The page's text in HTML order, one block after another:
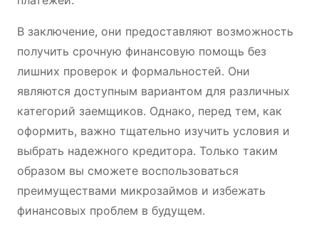
В заключение, они предоставляют возможность
получить срочную финансовую помощь без
лишних проверок и формальностей. Они
являются доступным вариантом для различных
категорий заемщиков. Однако, перед тем, как
оформить, важно тщательно изучить условия и
выбрать надежного кредитора. Только таким
образом вы сможете воспользоваться
преимуществами микрозаймов и избежать
финансовых проблем в будущем.